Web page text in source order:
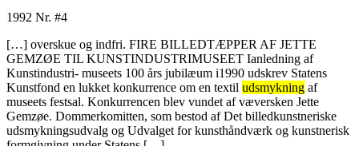
1992 Nr. #4
[…] overskue og indfri. FIRE BILLEDTÆPPER AF JETTE
GEMZØE TIL KUNSTINDUSTRIMUSEET Ianledning af
Kunstindustri- museets 100 års jubilæum i1990 udskrev Statens
Kunstfond en lukket konkurrence om en textil udsmykning af
museets festsal. Konkurrencen blev vundet af væversken Jette
Gemzøe. Dommerkomitten, som bestod af Det billedkunstneriske
udsmykningsudvalg og Udvalget for kunsthåndværk og kunstnerisk